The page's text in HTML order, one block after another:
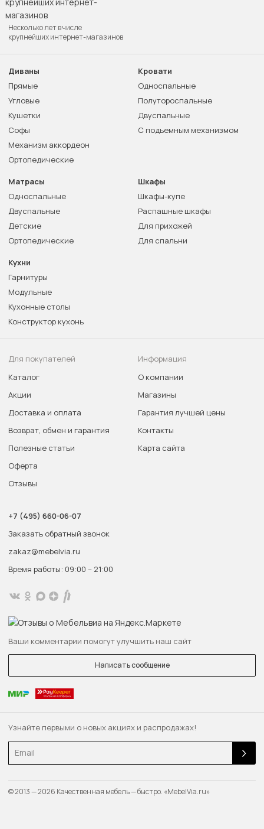
Узнайте первыми о новых акциях и распродажах!
Email
Несколько лет в числе
крупнейших интернет-магазинов
Диваны
Прямые
Угловые
Кушетки
Софы
Механизм аккордеон
Ортопедические
Кровати
Односпальные
Полутороспальные
Двуспальные
С подъемным механизмом
Матрасы
Односпальные
Двуспальные
Детские
Ортопедические
Шкафы
Шкафы-купе
Распашные шкафы
Для прихожей
Для спальни
Кухни
Гарнитуры
Модульные
Кухонные столы
Конструктор кухонь
Для покупателей
Каталог
Акции
Доставка и оплата
Возврат, обмен и гарантия
Полезные статьи
Оферта
Отзывы
Информация
О компании
Магазины
Гарантия лучшей цены
Контакты
Карта сайта
+7 (495) 660-06-07
Заказать обратный звонок
zakaz@mebelvia.ru
Время работы: 09:00 – 21:00
Ваши комментарии помогут улучшить наш сайт
Написать сообщение
© 2013 — 2026 Качественная мебель — быстро. «MebelVia.ru»